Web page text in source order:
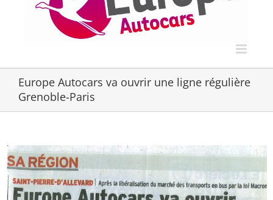
Europe Autocars va ouvrir une ligne régulière
Grenoble-Paris
Voir
l'image
agrandie